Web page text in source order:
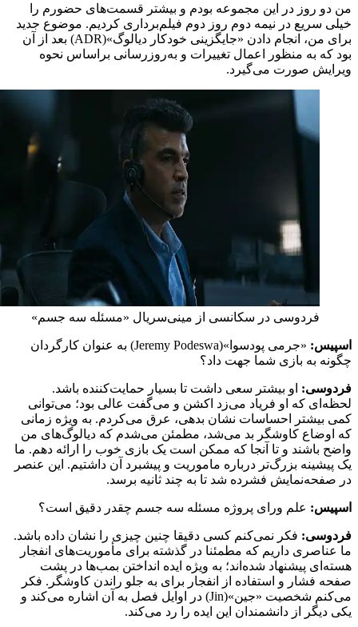
من دو روز در این مجموعه بودم و بیشتر قسمت‌های حضورم را
خیلی سریع در نیمه دوم روز دوم فیلم‌برداری کردیم. موضوع جدید
برای من، انجام دادن «جایگزینی خودکار دیالوگ»(ADR) بعد از آن
بود که به منظور اعمال تغییرات و به‌روزرسانی براساس نحوه
ویرایش صورت می‌گیرد.
فردوسی در سکانسی از مینی‌سریال «مسئله سه جسم»
اسپیس:
«جرمی پودسوا»(Jeremy Podeswa) به عنوان کارگردان
چگونه به بازی شما جهت داد؟
فردوسی: او بیشتر سعی داشت تا بسیار حمایت‌کننده باشد.
لحظه‌ای که او فریاد می‌زد اکشن و می‌گفت عالی بود؛ می‌توانی
کمی بیشتر احساسات نشان بدهی، عرق می‌کردم. به‌ ویژه زمانی
که اوضاع کاوشگر بد می‌شد، مطمئن می‌شدم که دیالوگ‌های من
واضح باشند و تا آنجا که ممکن است یک بازی خوب را ارائه دهم. ما
یک پیشینه بزرگ‌تر درباره ماموریت و پیشبرد آن داشتیم. این عنصر
در صفحه‌نمایش فشرده شد تا به چند ثانیه برسد.
اسپیس:علم ورای پروژه مسئله سه جسم چقدر دقیق است؟
فردوسی:فکر نمی‌کنم کسی دقیقا چنین چیزی را نشان داده باشد.
ما عناصری داریم که مطمئنا در گذشته برای مأموریت‌های انفجار
هسته‌ای پیشنهاد شده‌اند؛ به ‌ویژه ایده انداختن بمب‌ها در پشت
صفحه فشار و استفاده از انفجار برای به جلو راندن کاوشگر. فکر
می‌کنم شخصیت «جین»(Jin) در اوایل فصل به آن اشاره می‌کند و
یکی دیگر از دانشمندان این ایده را رد می‌کند.